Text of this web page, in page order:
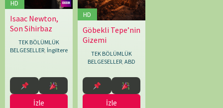
HD
Isaac Newton,
Son Sihirbaz
TEK BÖLÜMLÜK
BELGESELLER, İngiltere
12.04.2013
Renny
Bartlett
İzle
HD
Göbekli Tepe’nin
Gizemi
TEK BÖLÜMLÜK
BELGESELLER, ABD
25.02.2026
Simon
Rawles
İzle